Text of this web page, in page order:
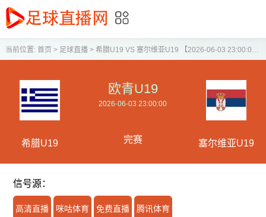
当前位置: 首页 > 足球直播> 希腊U19 VS 塞尔维亚U19 【2026-06-03 23:00:00】
希腊U19
欧青U19
2026-06-03 23:00:00
完赛 塞尔维亚U19
信号源：
高清直播 咪咕体育 免费直播 腾讯体育